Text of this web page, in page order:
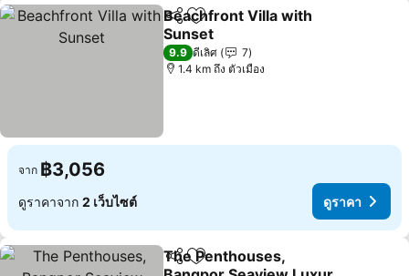
แชร์ เพิ่มในรายการโปรด
Beachfront Villa with
Sunset
ดูราคา
9.9 ดีเลิศ
7
1.4 km ถึง ตัวเมือง
จาก ฿3,056
ดูราคาจาก 2 เว็บไซต์ ดูราคา
แชร์ เพิ่มในรายการโปรด
The Penthouses,